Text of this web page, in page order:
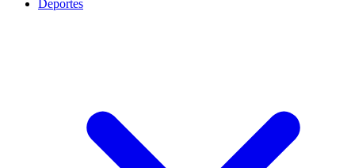
Deportes